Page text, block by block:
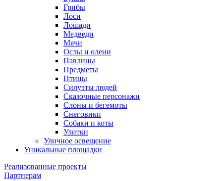
Грибы
Лоси
Лошади
Медведи
Мячи
Ослы и олени
Павлины
Предметы
Птицы
Силуэты людей
Сказочные персонажи
Слоны и бегемоты
Снеговики
Собаки и коты
Улитки
Уличное освещение
Уникальные площадки
Реализованные проекты
Партнерам